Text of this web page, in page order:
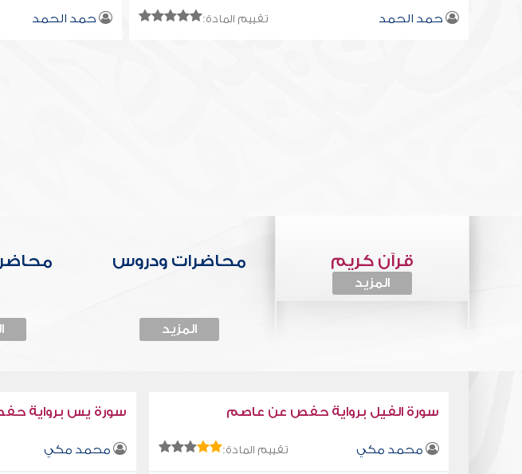
حمد الحمد تقييم المادة: حمد الحمد
قرآن كريم
المزيد
محاضرات ودروس
المزيد
سورة الفيل برواية حفص عن عاصم
محمد مكي تقييم المادة:
سورة يس برواية
محمد مكي